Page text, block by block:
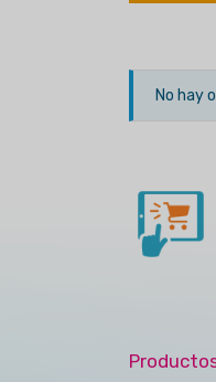
No hay